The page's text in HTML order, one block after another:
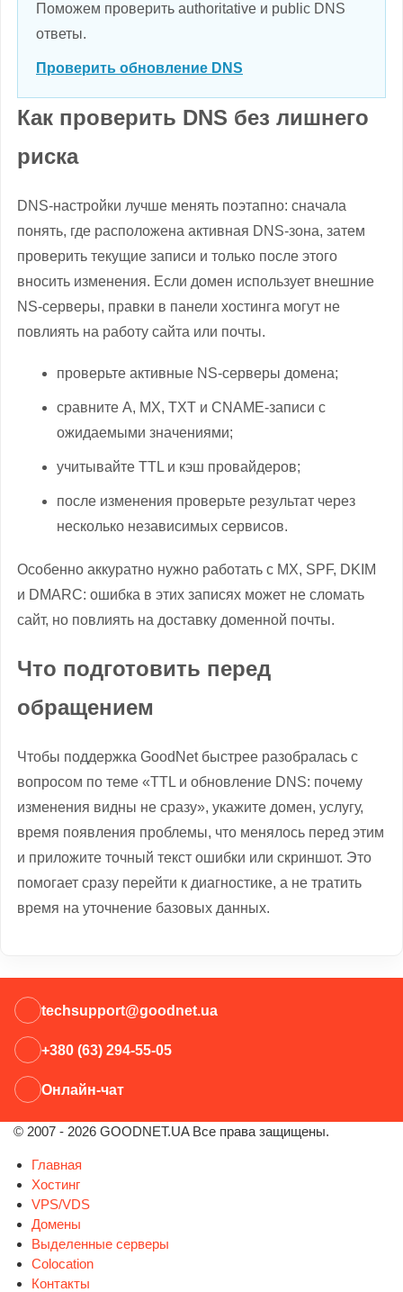
Поможем проверить authoritative и public DNS
ответы.
Проверить обновление DNS
Как проверить DNS без лишнего
риска
DNS-настройки лучше менять поэтапно: сначала
понять, где расположена активная DNS-зона, затем
проверить текущие записи и только после этого
вносить изменения. Если домен использует внешние
NS-серверы, правки в панели хостинга могут не
повлиять на работу сайта или почты.
проверьте активные NS-серверы домена;
сравните A, MX, TXT и CNAME-записи с
ожидаемыми значениями;
учитывайте TTL и кэш провайдеров;
после изменения проверьте результат через
несколько независимых сервисов.
Особенно аккуратно нужно работать с MX, SPF, DKIM
и DMARC: ошибка в этих записях может не сломать
сайт, но повлиять на доставку доменной почты.
Что подготовить перед
обращением
Чтобы поддержка GoodNet быстрее разобралась с
вопросом по теме «TTL и обновление DNS: почему
изменения видны не сразу», укажите домен, услугу,
время появления проблемы, что менялось перед этим
и приложите точный текст ошибки или скриншот. Это
помогает сразу перейти к диагностике, а не тратить
время на уточнение базовых данных.
techsupport@goodnet.ua
+380 (63) 294-55-05
Онлайн-чат
© 2007 - 2026 GOODNET.UA Все права защищены.
Главная
Хостинг
VPS/VDS
Домены
Выделенные серверы
Colocation
Контакты